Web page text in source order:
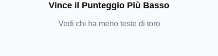
Vince il Punteggio Più Basso
Vedi chi ha meno teste di toro